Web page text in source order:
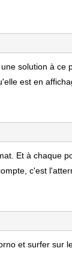
solution à ce
est en
Et à chaque
c'est
et surfer sur